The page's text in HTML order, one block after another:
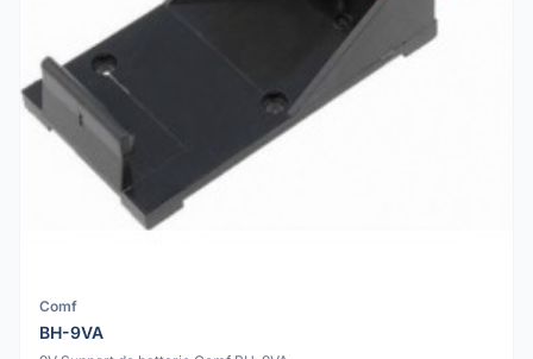
Comf
BH-9VA